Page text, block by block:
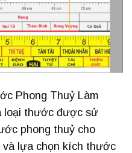
Phong Thuỷ Làm
loại thước được sử
phong thuỷ cho
và lựa chọn kích thước